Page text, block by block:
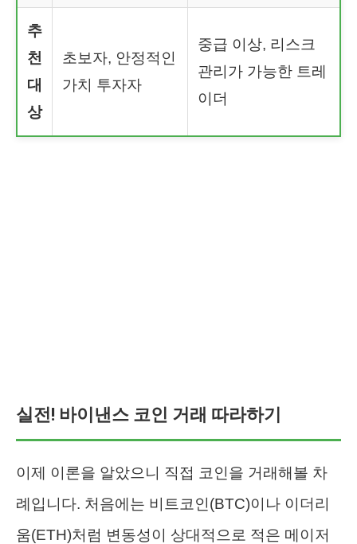
추
천
대
상
초보자, 안정적인
가치 투자자
중급 이상, 리스크
관리가 가능한 트레
이더
실전! 바이낸스 코인 거래 따라하기
이제 이론을 알았으니 직접 코인을 거래해볼 차
례입니다. 처음에는 비트코인(BTC)이나 이더리
움(ETH)처럼 변동성이 상대적으로 적은 메이저